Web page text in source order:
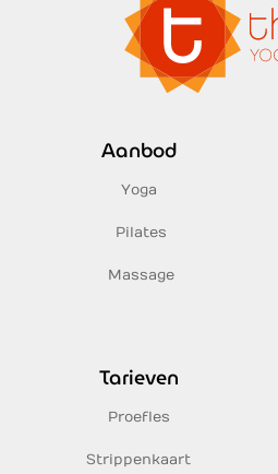
Aanbod
Yoga
Pilates
Massage
Tarieven
Proefles
Strippenkaart